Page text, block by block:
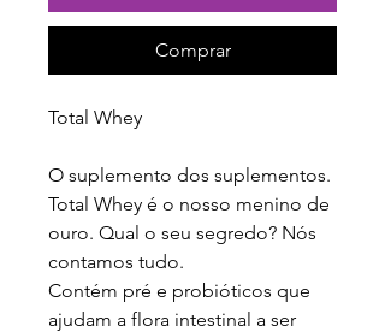
Comprar
Total Whey
O suplemento dos suplementos.
Total Whey é o nosso menino de
ouro. Qual o seu segredo? Nós
contamos tudo.
Contém pré e probióticos que
ajudam a flora intestinal a ser